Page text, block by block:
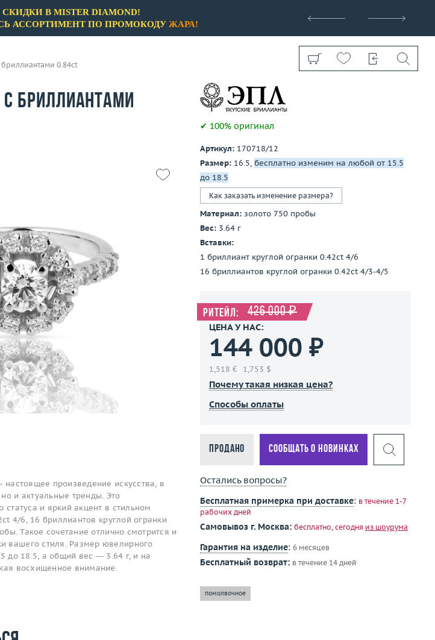
В MISTER DIAMOND!
АССОРТИМЕНТ ПО ПРОМОКОДУ ЖАРА!
Показать все
бриллиантами 0.84ct
с бриллиантами
произведение искусства, в
и актуальные тренды. Это
статуса и яркий акцент в стильном
4/6, 16 бриллиантов круглой огранки
Такое сочетание отлично смотрится и
вашего стиля. Размер ювелирного
до 18.5, а общий вес — 3.64 г, и на
восхищенное внимание.
✔ 100% оригинал
Артикул: 170718/12
Размер: 16.5, бесплатно изменим на любой от 15.5
до 18.5
Как заказать изменение размера?
Материал: золото 750 пробы
Вес: 3.64 г
Вставки:
1 бриллиант круглой огранки 0.42ct 4/6
16 бриллиантов круглой огранки 0.42ct 4/3-4/5
Ритейл: 426 000 ₽
ЦЕНА У НАС:
144 000 ₽
1,518 € 1,753 $
Почему такая низкая цена?
Способы оплаты
Продано Сообщать о новинках
Остались вопросы?
Бесплатная примерка при доставке: в течение 1-7
рабочих дней
Самовывоз г. Москва: бесплатно, сегодня из шоурума
Гарантия на изделие: 6 месяцев
Бесплатный возврат: в течение 14 дней
помолвочное